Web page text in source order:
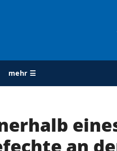
mehr ☰
AGENTUR
an